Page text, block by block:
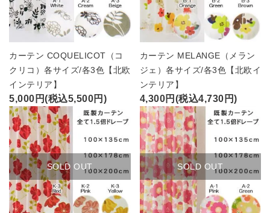
カーテン COQUELICOT（コ
クリコ）各サイズ/各3色【北欧
インテリア】
5,000円(税込5,500円)
カーテン MELANGE（メラン
ジェ）各サイズ/各3色【北欧イ
ンテリア】
4,300円(税込4,730円)
SOLD OUT SOLD OUT